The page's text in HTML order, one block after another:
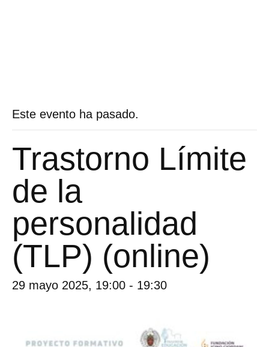
Este evento ha pasado.
Trastorno Límite
de la
personalidad
(TLP) (online)
29 mayo 2025, 19:00 - 19:30